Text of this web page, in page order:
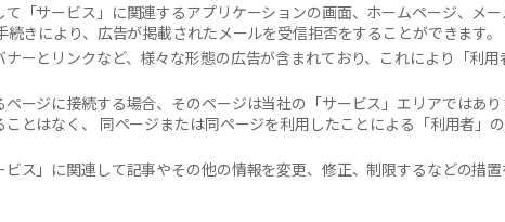
「サービス」に関連するアプリケーションの画面、ホームページ、メ
きにより、広告が掲載されたメールを受信拒否をすることができます。
ーとリンクなど、様々な形態の広告が含まれており、これにより「利
ージに接続する場合、そのページは当社の「サービス」エリアではあ
とはなく、 同ページまたは同ページを利用したことによる「利用者」
ビス」に関連して記事やその他の情報を変更、修正、制限するなどの措置